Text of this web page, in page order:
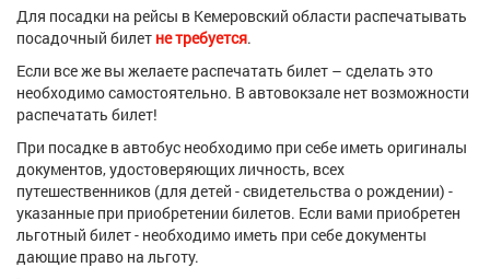
Для посадки на рейсы в Кемеровский области распечатывать
посадочный билет не требуется.
Если все же вы желаете распечатать билет – сделать это
необходимо самостоятельно. В автовокзале нет возможности
распечатать билет!
При посадке в автобус необходимо при себе иметь оригиналы
документов, удостоверяющих личность, всех
путешественников (для детей - свидетельства о рождении) -
указанные при приобретении билетов. Если вами приобретен
льготный билет - необходимо иметь при себе документы
дающие право на льготу.